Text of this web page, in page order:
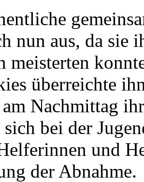
nun aus, da sie
meisterten
überreichte
Nachmittag
sich bei der
und
der Abnahme.